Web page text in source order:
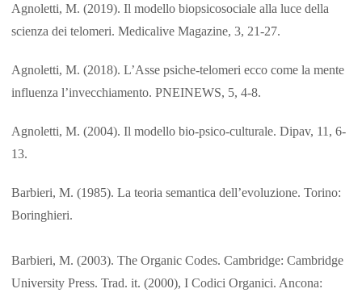
Agnoletti, M. (2019). Il modello biopsicosociale alla luce della
scienza dei telomeri. Medicalive Magazine, 3, 21-27.
Agnoletti, M. (2018). L’Asse psiche-telomeri ecco come la mente
influenza l’invecchiamento. PNEINEWS, 5, 4-8.
Agnoletti, M. (2004). Il modello bio-psico-culturale. Dipav, 11, 6-
13.
Barbieri, M. (1985). La teoria semantica dell’evoluzione. Torino:
Boringhieri.
Barbieri, M. (2003). The Organic Codes. Cambridge: Cambridge
University Press. Trad. it. (2000), I Codici Organici. Ancona: